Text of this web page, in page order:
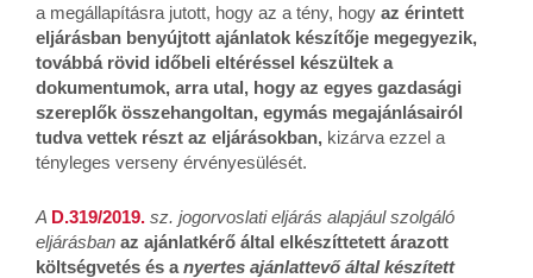
a megállapításra jutott, hogy az a tény, hogy az érintett
eljárásban benyújtott ajánlatok készítője megegyezik,
továbbá rövid időbeli eltéréssel készültek a
dokumentumok, arra utal, hogy az egyes gazdasági
szereplők összehangoltan, egymás megajánlásairól
tudva vettek részt az eljárásokban, kizárva ezzel a
tényleges verseny érvényesülését.
A D.319/2019. sz. jogorvoslati eljárás alapjául szolgáló
eljárásban az ajánlatkérő által elkészíttetett árazott
költségvetés és anyertes ajánlattevő által készített